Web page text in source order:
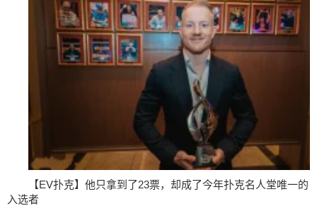
【EV扑克】他只拿到了23票，却成了今年扑克名人堂唯一的
入选者